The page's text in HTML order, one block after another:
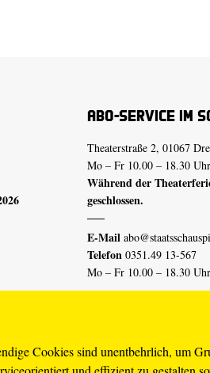
Cookies sind unentbehrlich, um
Abo-Service im
Theaterstraße 2, 01067
Mo – Fr 10.00 – 18.30
Während der
geschlossen.
E-Mail
Telefon 0351.49 13-567
Mo – Fr 10.00 – 18.30 Uhr
Erklärung Barrierefreiheit